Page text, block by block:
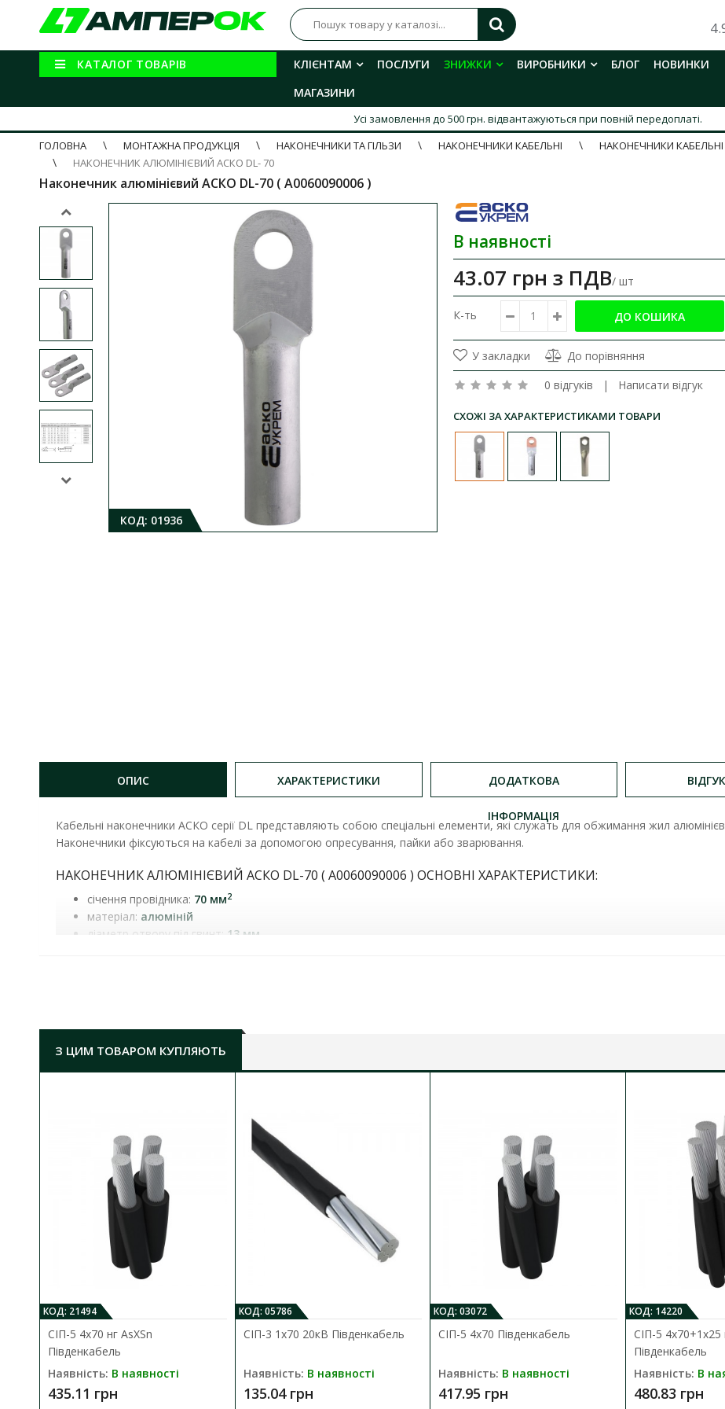
КАТАЛОГ ТОВАРІВ КЛІЄНТАМ ПОСЛУГИ ЗНИЖКИ ВИРОБНИКИ БЛОГ
НОВИНКИ
МАГАЗИНИ
Усі замовлення до 500 грн. відвантажуються при повній передоплаті.
ГОЛОВНА
МОНТАЖНА ПРОДУКЦІЯ НАКОНЕЧНИКИ ТА ГІЛЬЗИ НАКОНЕЧНИКИ КАБЕЛЬНІ
НАКОНЕЧНИКИ КАБЕЛЬНІ
НАКОНЕЧНИК АЛЮМІНІЄВИЙ АСКО DL- 70
Наконечник алюмінієвий АСКО DL-70 ( A0060090006 )
КОД: 01936
В наявності
43.07 грн з ПДВ/ шт
К-ть
У закладки
До порівняння
0 відгуків | Написати відгук
СХОЖІ ЗА ХАРАКТЕРИСТИКАМИ ТОВАРИ
ОПИС ХАРАКТЕРИСТИКИ ДОДАТКОВА
ІНФОРМАЦІЯ
Кабельні наконечники АСКО серії DL представляють собою спеціальні елементи, які служать для обжимання жил
Наконечники фіксуються на кабелі за допомогою опресування, пайки або зварювання.
НАКОНЕЧНИК АЛЮМІНІЄВИЙ АСКО DL-70 ( A0060090006 ) ОСНОВНІ ХАРАКТЕРИСТИКИ:
січення провідника: 70 мм2
матеріал: алюміній
діаметр отвору під гвинт: 13 мм
З ЦИМ ТОВАРОМ КУПЛЯЮТЬ
КОД: 21494
СІП-5 4х70 нг AsXSn
Південкабель
Наявність: В наявності
435.11 грн
КОД: 05786
СІП-3 1х70 20кВ Південкабель
Наявність: В наявності
135.04 грн
КОД: 03072
СІП-5 4х70 Південкабель
Наявність: В наявності
417.95 грн
КОД: 14220
СІП-5 4х70+1х25
Південкабель
Наявність: В
480.83 грн